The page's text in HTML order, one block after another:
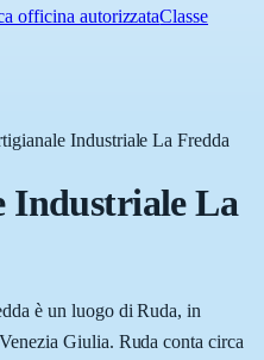
officina autorizzataClasse
Industriale La Fredda
Industriale La
è un luogo di Ruda, in
Giulia. Ruda conta circa